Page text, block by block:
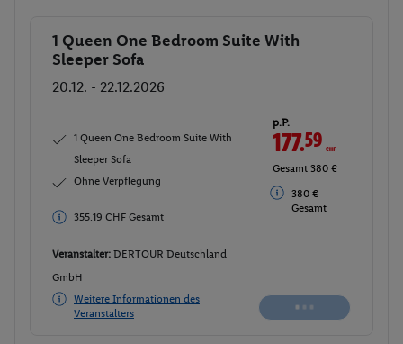
Buchen
1 Queen One Bedroom Suite With
Sleeper Sofa
20.12. - 22.12.2026
1 Queen One Bedroom Suite With
Sleeper Sofa
Ohne Verpflegung
381 € Gesamt
p.P.
178.06 CHF
Gesamt 356.12
381 €
Veranstalter: DERTOUR Deutschland
GmbH
Weitere Informationen des
Veranstalters
Buchen